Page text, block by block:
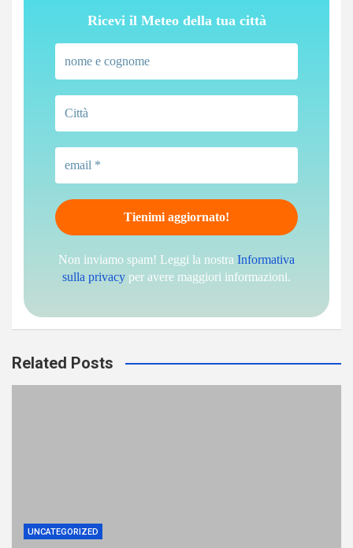
Ricevi il Meteo della tua città
Non inviamo spam! Leggi la nostra Informativa
sulla privacy per avere maggiori informazioni.
Related Posts
UNCATEGORIZED